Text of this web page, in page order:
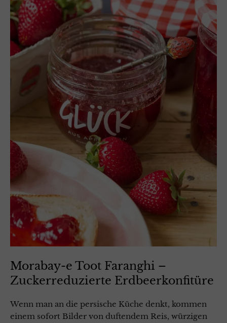
Morabay-e Toot Faranghi –
Zuckerreduzierte Erdbeerkonfitüre
Wenn man an die persische Küche denkt, kommen
einem sofort Bilder von duftendem Reis, würzigen